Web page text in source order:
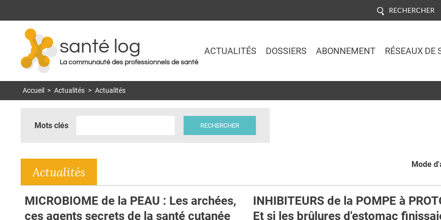
RECHERCHER
santé log
La communauté des professionnels de santé
ACTUALITÉS DOSSIERS ABONNEMENT RÉSEAUX DE
Accueil > Actualités > Actualités
Mots clés
Mode
Actualités
MICROBIOME de la PEAU : Les archées,
ces agents secrets de la santé cutanée
INHIBITEURS de la POMPE à
Et si les brûlures d'estomac